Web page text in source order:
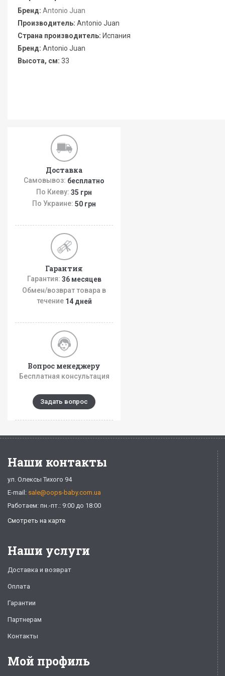
Бренд: Antonio Juan
Производитель: Antonio Juan
Страна производитель: Испания
Бренд: Antonio Juan
Высота, см: 33
Доставка
Самовывоз: бесплатно
По Киеву: 35 грн
По Украине: 50 грн
Гарантия
Гарантия: 36 месяцев
Обмен/возврат товара в
течение 14 дней
Вопрос менеджеру
Бесплатная консультация
Задать вопрос
Наши контакты
ул. Олексы Тихого 94
E-mail: sale@oops-baby.com.ua
Работаем: пн.-пт.: 9:00 до 18:00
Смотреть на карте
Наши услуги
Доставка и возврат
Оплата
Гарантии
Партнерам
Контакты
Мой профиль